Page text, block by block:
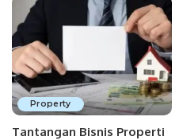
Property
Tantangan Bisnis Properti